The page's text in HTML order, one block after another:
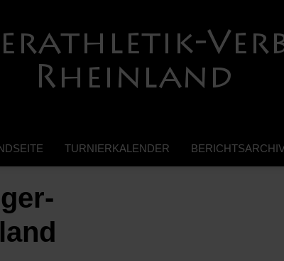
TURNIERKALENDER